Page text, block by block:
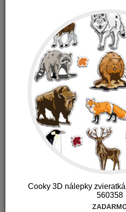
35.50 € s DPH
Reer univerzálna
Cooky 3D nálepky
560358